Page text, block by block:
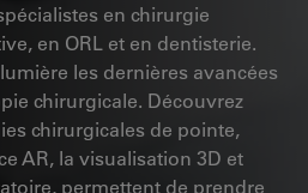
en chirurgie
en ORL et en dentisterie.
les dernières avancées
chirurgicale. Découvrez
chirurgicales de pointe,
AR, la visualisation 3D et
permettent de prendre